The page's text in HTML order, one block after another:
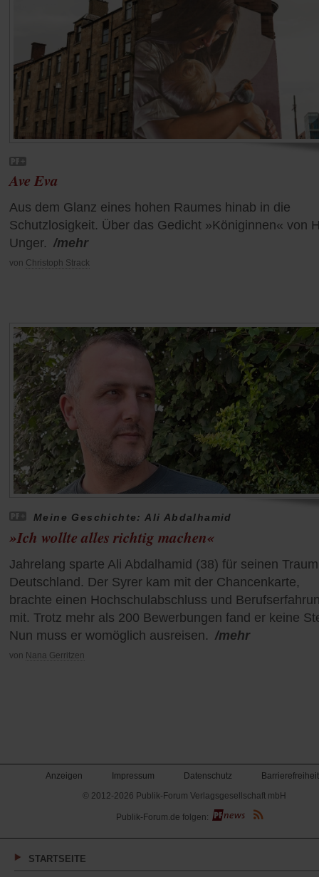
Ave Eva
Aus dem Glanz eines hohen Raumes hinab in die
Schutzlosigkeit. Über das Gedicht »Königinnen« von
Unger. /mehr
von Christoph Strack
Meine Geschichte: Ali Abdalhamid
»Ich wollte alles richtig machen«
Jahrelang sparte Ali Abdalhamid (38) für seinen
Deutschland. Der Syrer kam mit der Chancenkarte,
brachte einen Hochschulabschluss und
mit. Trotz mehr als 200 Bewerbungen fand er keine
Nun muss er womöglich ausreisen. /mehr
von Nana Gerritzen
Anzeigen Impressum Datenschutz
Barrierefreiheit
© 2012-2026 Publik-Forum Verlagsgesellschaft mbH
(Öffnet
in
neuen
Publik-Forum.de folgen:
STARTSEITE